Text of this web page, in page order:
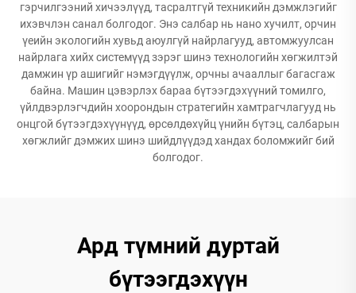
гэрчилгээний хичээлүүд, тасралтгүй техникийн дэмжлэгийг
ихэвчлэн санал болгодог. Энэ салбар нь нано хучилт, орчин
үеийн экологийн хувьд аюулгүй найрлагууд, автомжуулсан
найрлага хийх системүүд зэрэг шинэ технологийн хөгжилтэй
дамжин үр ашигийг нэмэгдүүлж, орчны ачааллыг багасгаж
байна. Машин цэвэрлэх бараа бүтээгдэхүүний томилго,
үйлдвэрлэгчдийн хоорондын стратегийн хамтрагчлагууд нь
онцгой бүтээгдэхүүнүүд, өрсөлдөхүйц үнийн бүтэц, салбарын
хөгжлийг дэмжих шинэ шийдлүүдэд хандах боломжийг бий
болгодог.
Ард түмний дуртай
бүтээгдэхүүн